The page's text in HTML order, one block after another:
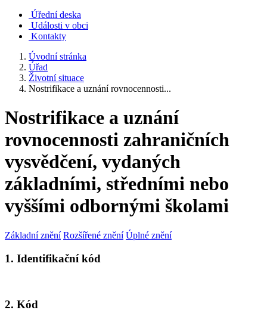
Úřední deska
Události v obci
Kontakty
Úvodní stránka
Úřad
Životní situace
Nostrifikace a uznání rovnocennosti...
Nostrifikace a uznání
rovnocennosti zahraničních
vysvědčení, vydaných
základními, středními nebo
vyššími odbornými školami
Základní znění Rozšířené znění Úplné znění
1. Identifikační kód
2. Kód